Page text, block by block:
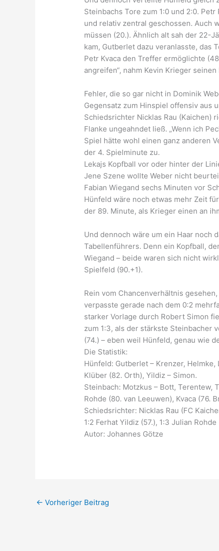
Steinbachs Tore zum 1:0 und 2:0.
und relativ zentral geschossen. Auch
müssen (20.). Ähnlich alt sah der 22-
kam, Gutberlet dazu veranlasste, das
Petr Kvaca den Treffer ermöglichte
angreifen“, nahm Kevin Krieger
Fehler, die so gar nicht in Dominik
Gegensatz zum Hinspiel offensiv aus
Schiedsrichter Nicklas Rau (Kaichen)
Flanke ungeahndet ließ. „Wenn ich
Spiel hätte wohl einen ganz anderen
der 4. Spielminute zu.
Lekajs Kopfball vor oder hinter der
Jene Szene wollte Weber nicht
Fabian Wiegand sechs Minuten vor
Hünfeld wäre noch etwas mehr Zeit
der 89. Minute, als Krieger einen an
Und dennoch wäre um ein Haar noch
Tabellenführers. Denn ein Kopfball,
Wiegand – beide waren sich nicht
Spielfeld (90.+1).
Rein vom Chancenverhältnis
verpasste gerade nach dem 0:2
starker Vorlage durch Robert Simon
zum 1:3, als der stärkste Steinbacher
(74.) – eben weil Hünfeld, genau wie
Die Statistik:
Hünfeld: Gutberlet – Krenzer,
Klüber (82. Orth), Yildiz – Simon.
Steinbach: Motzkus – Bott, Terentew,
Rohde (80. van Leeuwen), Kvaca (76.
Schiedsrichter: Nicklas Rau (FC
1:2 Ferhat Yildiz (57.), 1:3 Julian
Autor: Johannes Götze
← Vorheriger Beitrag